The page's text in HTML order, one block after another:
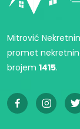
Mitrović
promet
brojem 1415.